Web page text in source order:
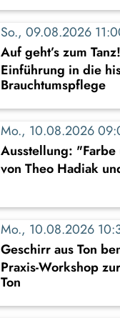
So., 09.08.2026
Auf geht’s zum
Einführung in die
Brauchtumspflege
Mo., 10.08.2026
Ausstellung: "Farbe
von Theo Hadiak
Mo., 10.08.2026
Geschirr aus Ton
Praxis-Workshop
Ton